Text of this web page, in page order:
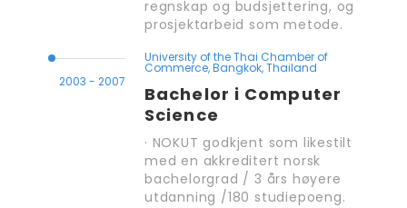
regnskap og budsjettering, og
prosjektarbeid som metode.
2003 - 2007
University of the Thai Chamber of
Commerce, Bangkok, Thailand
Bachelor i Computer
Science
· NOKUT godkjent som likestilt
med en akkreditert norsk
bachelorgrad / 3 års høyere
utdanning /180 studiepoeng.